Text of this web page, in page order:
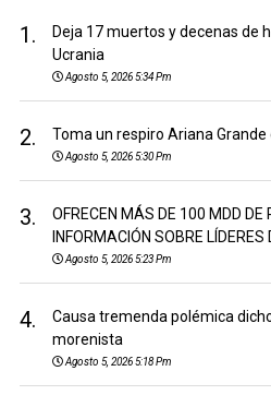
1.
Deja 17 muertos y decenas de
Ucrania
Agosto 5, 2026 5:34 Pm
2. Toma un respiro Ariana Grande
Agosto 5, 2026 5:30 Pm
3.
OFRECEN MÁS DE 100 MDD DE
INFORMACIÓN SOBRE LÍDERES
Agosto 5, 2026 5:23 Pm
4.
Causa tremenda polémica
morenista
Agosto 5, 2026 5:18 Pm